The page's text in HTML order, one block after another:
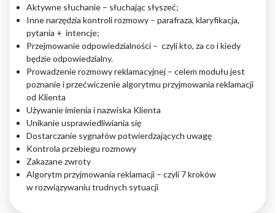
Aktywne słuchanie – słuchając słyszeć;
Inne narzędzia kontroli rozmowy – parafraza, klaryfikacja,
pytania + intencje;
Przejmowanie odpowiedzialności – czyli kto, za co i kiedy
będzie odpowiedzialny.
Prowadzenie rozmowy reklamacyjnej – celem modułu jest
poznanie i przećwiczenie algorytmu przyjmowania reklamacji
od Klienta
Używanie imienia i nazwiska Klienta
Unikanie usprawiedliwiania się
Dostarczanie sygnałów potwierdzających uwagę
Kontrola przebiegu rozmowy
Zakazane zwroty
Algorytm przyjmowania reklamacji – czyli 7 kroków
w rozwiązywaniu trudnych sytuacji